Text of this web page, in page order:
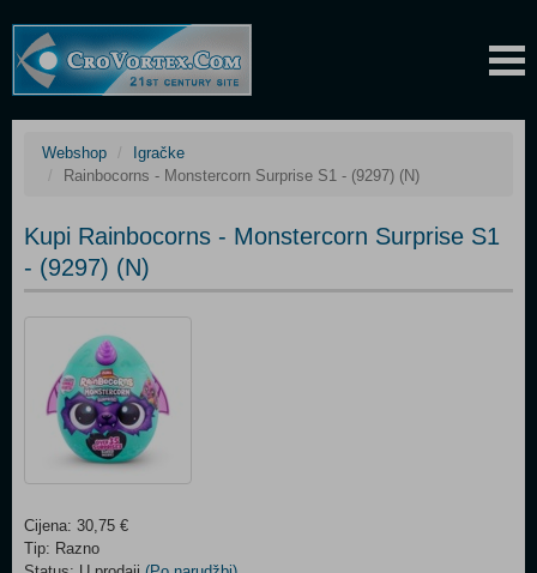
Webshop
Igračke
Rainbocorns - Monstercorn Surprise S1 - (9297) (N)
Kupi Rainbocorns - Monstercorn Surprise S1
- (9297) (N)
Cijena: 30,75 €
Tip: Razno